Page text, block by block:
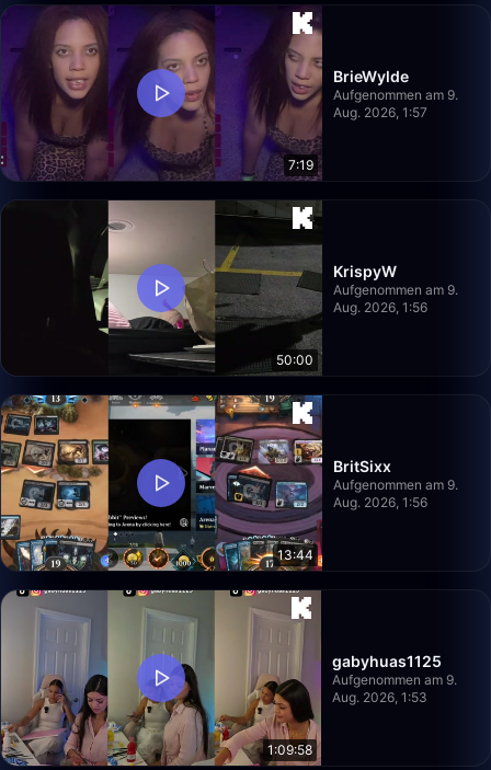
7:19
BrieWylde
Aufgenommen am 9.
Aug. 2026, 1:57
50:00
KrispyW
Aufgenommen am 9.
Aug. 2026, 1:56
13:44
BritSixx
Aufgenommen am 9.
Aug. 2026, 1:56
1:09:58
gabyhuas1125
Aufgenommen am 9.
Aug. 2026, 1:53